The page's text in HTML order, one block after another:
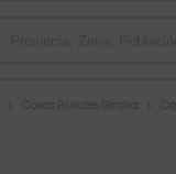
Casas Rurales Girona